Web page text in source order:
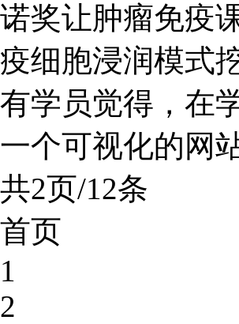
诺奖让肿瘤免疫
疫细胞浸润模式
有学员觉得，在
一个可视化的网
共2页/12条
首页
1
2